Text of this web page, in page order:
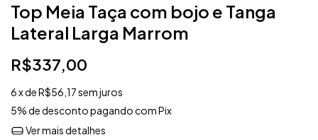
Top Meia Taça com bojo e Tanga
Lateral Larga Marrom
R$337,00
6x deR$56,17sem juros
5% de descontopagando com Pix
Ver mais detalhes